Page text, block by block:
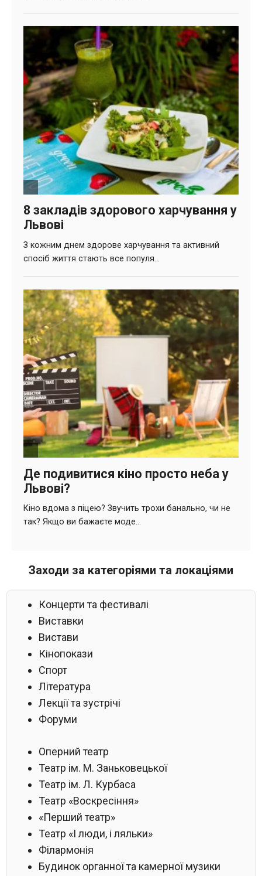
Заходи за категоріями та локаціями
Концерти та фестивалі
Виставки
Вистави
Кінопокази
Спорт
Література
Лекції та зустрічі
Форуми
Оперний театр
Театр ім. М. Заньковецької
Театр ім. Л. Курбаса
Театр «Воскресіння»
«Перший театр»
Театр «І люди, і ляльки»
Філармонія
Будинок органної та камерної музики